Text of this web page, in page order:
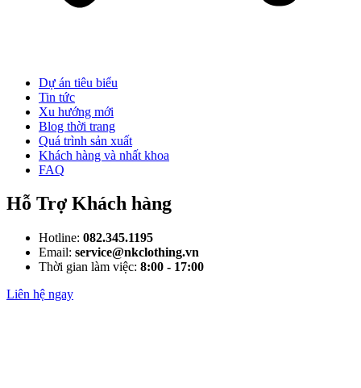
Dự án tiêu biểu
Tin tức
Xu hướng mới
Blog thời trang
Quá trình sản xuất
Khách hàng và nhất khoa
FAQ
Hỗ Trợ Khách hàng
Hotline: 082.345.1195
Email: service@nkclothing.vn
Thời gian làm việc: 8:00 - 17:00
Liên hệ ngay